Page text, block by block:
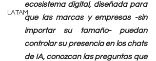
LATAM
ecosistema digital, diseñada para
que las marcas y empresas -sin
importar su tamaño- puedan
controlar su presencia en los chats
de IA, conozcan las preguntas que